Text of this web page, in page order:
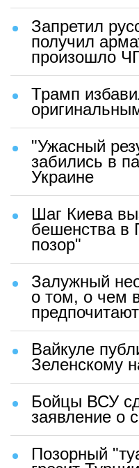
Запретил
получил
произошло
Трамп
"Ужасный
забились в
Украине
Шаг Киева
бешенства в
позор"
Залужный
о том, о чем
Вайкуле
Зеленскому
Бойцы ВСУ
заявление о
Позорный